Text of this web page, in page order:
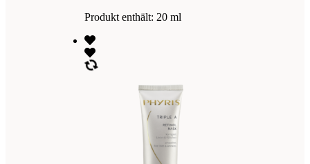
Produkt enthält: 20 ml